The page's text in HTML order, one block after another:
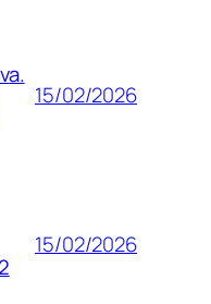
15/02/2026
15/02/2026